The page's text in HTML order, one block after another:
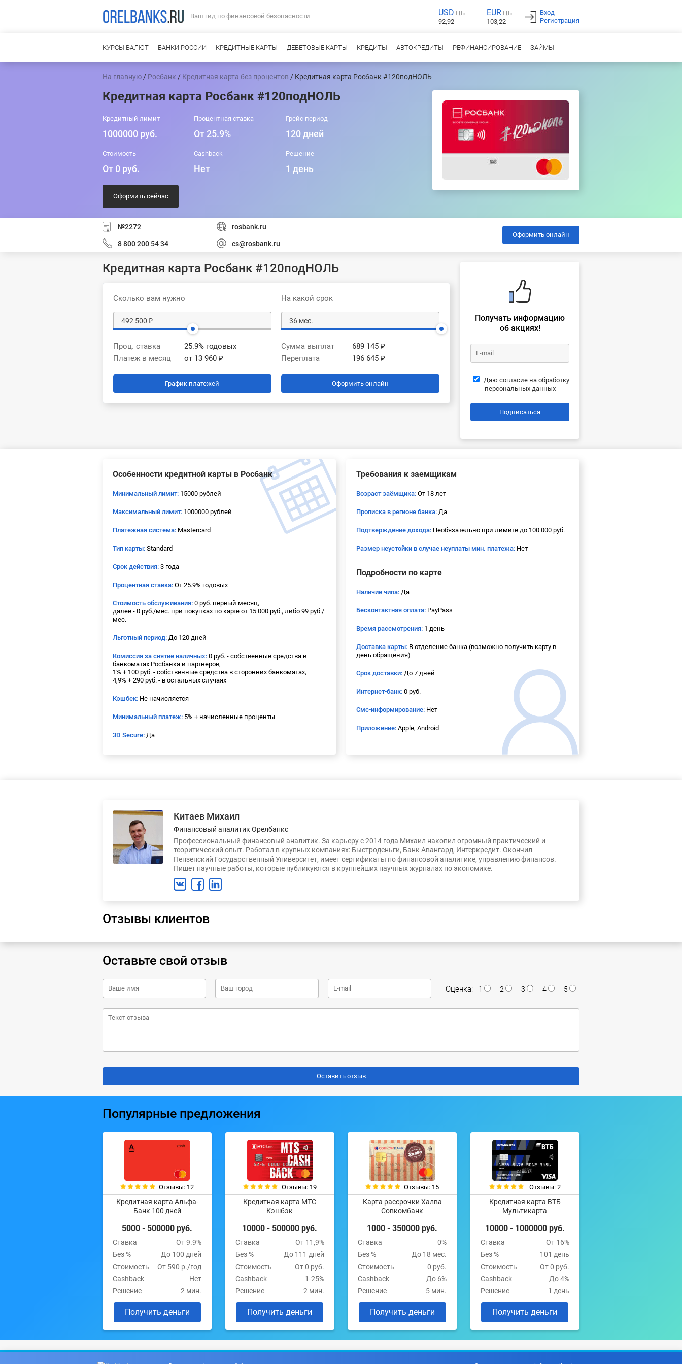
Ваш гид по финансовой безопасности USD ЦБ
92,92
EUR ЦБ
103,22
Вход
Регистрация
КУРСЫ ВАЛЮТ БАНКИ РОССИИ КРЕДИТНЫЕ КАРТЫ ДЕБЕТОВЫЕ КАРТЫ КРЕДИТЫ АВТОКРЕДИТЫ РЕФИНАНСИРОВАНИЕ ЗАЙМЫ
На главную / Росбанк / Кредитная карта без процентов / Кредитная карта Росбанк #120подНОЛЬ
Кредитная карта Росбанк #120подНОЛЬ
Кредитный лимит
1000000 руб.
Процентная ставка
От 25.9%
Грейс период
120 дней
Стоимость
От 0 руб.
Cashback
Нет
Решение
1 день
Оформить сейчас
№2272 rosbank.ru
8 800 200 54 34 cs@rosbank.ru
Оформить онлайн
Кредитная карта Росбанк #120подНОЛЬ
Сколько вам нужно На какой срок
Проц. ставка
25.9% годовых
Платеж в месяц
от 13 960 ₽
Сумма выплат
689 145 ₽
Переплата
196 645 ₽
График платежей Оформить онлайн
Получать информацию
об акциях!
Даю согласие на обработку
персональных данных
Подписаться
Особенности кредитной карты в Росбанк
Минимальный лимит: 15000 рублей
Максимальный лимит: 1000000 рублей
Платежная система: Mastercard
Тип карты: Standard
Срок действия: 3 года
Процентная ставка: От 25.9% годовых
Стоимость обслуживания: 0 руб. первый месяц,
далее - 0 руб./мес. при покупках по карте от 15 000 руб., либо 99 руб./
мес.
Льготный период: До 120 дней
Комиссия за снятие наличных: 0 руб. - собственные средства в
банкоматах Росбанка и партнеров,
1% + 100 руб. - собственные средства в сторонних банкоматах,
4,9% + 290 руб. - в остальных случаях
Кэшбек: Не начисляется
Минимальный платеж: 5% + начисленные проценты
3D Secure: Да
Требования к заемщикам
Возраст заёмщика: От 18 лет
Прописка в регионе банка: Да
Подтверждение дохода: Необязательно при лимите до 100 000 руб.
Размер неустойки в случае неуплаты мин. платежа: Нет
Подробности по карте
Наличие чипа: Да
Бесконтактная оплата: PayPass
Время рассмотрения: 1 день
Доставка карты: В отделение банка (возможно получить карту в
день обращения)
Срок доставки: До 7 дней
Интернет-банк: 0 руб.
Смс-информирование: Нет
Приложение: Apple, Android
Китаев Михаил
Финансовый аналитик Орелбанкс
Профессиональный финансовый аналитик. За карьеру с 2014 года Михаил накопил огромный практический и
теоритический опыт. Работал в крупных компаниях: Быстроденьги, Банк Авангард, Интеркредит. Окончил
Пензенский Государственный Университет, имеет сертификаты по финансовой аналитике, управлению финансов.
Пишет научные работы, которые публикуются в крупнейших научных журналах по экономике.
Отзывы клиентов
Оставьте свой отзыв
Оценка: 1 2 3 4 5
Популярные предложения
Отзывы: 12
Кредитная карта Альфа-
Банк 100 дней
5000 - 500000 руб.
Ставка
От 9.9%
Без %
До 100 дней
Стоимость
От 590 р./год
Cashback
Нет
Решение
2 мин.
Получить деньги
Отзывы: 19
Кредитная карта МТС
Кэшбэк
10000 - 500000 руб.
Ставка
От 11,9%
Без %
До 111 дней
Стоимость
От 0 руб.
Cashback
1-25%
Решение
2 мин.
Получить деньги
Отзывы: 15
Карта рассрочки Халва
Совкомбанк
1000 - 350000 руб.
Ставка
0%
Без %
До 18 мес.
Стоимость
0 руб.
Cashback
До 6%
Решение
5 мин.
Получить деньги
Отзывы: 2
Кредитная карта ВТБ
Мультикарта
10000 - 1000000 руб.
Ставка
От 16%
Без %
101 день
Стоимость
От 0 руб.
Cashback
До 4%
Решение
1 день
Получить деньги